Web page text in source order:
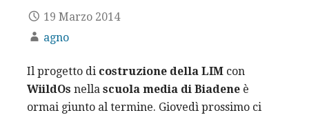
19 Marzo 2014
agno
Il progetto di costruzione della LIM con
WiildOs nella scuola media di Biadene è
ormai giunto al termine. Giovedì prossimo ci